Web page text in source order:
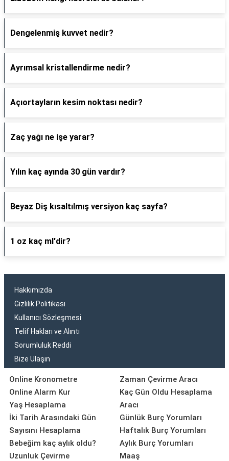
Dengelenmiş kuvvet nedir?
Ayrımsal kristallendirme nedir?
Açıortayların kesim noktası nedir?
Zaç yağı ne işe yarar?
Yılın kaç ayında 30 gün vardır?
Beyaz Diş kısaltılmış versiyon kaç sayfa?
1 oz kaç ml'dir?
Hakkımızda
Gizlilik Politikası
Kullanıcı Sözleşmesi
Telif Hakları ve Alıntı
Sorumluluk Reddi
Bize Ulaşın
Online Kronometre
Online Alarm Kur
Yaş Hesaplama
İki Tarih Arasındaki Gün
Sayısını Hesaplama
Bebeğim kaç aylık oldu?
Uzunluk Çevirme
Zaman Çevirme Aracı
Kaç Gün Oldu Hesaplama
Aracı
Günlük Burç Yorumları
Haftalık Burç Yorumları
Aylık Burç Yorumları
Maaş